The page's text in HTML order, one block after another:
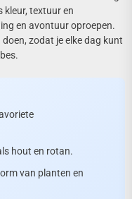
kleur, textuur en
en avontuur oproepen.
zodat je elke dag kunt
hout en rotan.
van planten en